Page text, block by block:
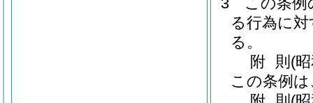
る行為に
る。
附 則 (
この条例